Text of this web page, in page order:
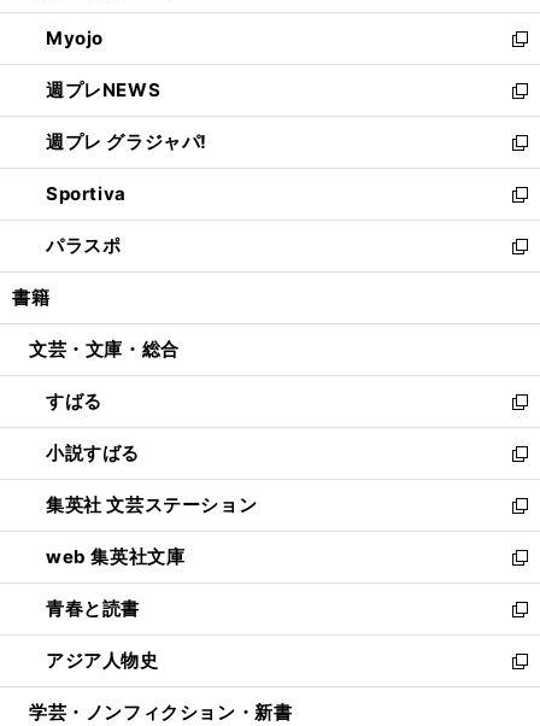
開
く
ウ
で
開
く
ン
ド
ウ
で
開
く
ウ
ィ
ン
ド
ウ
で
開
く
Myojo
新
し
い
ウ
ィ
ン
ド
ウ
で
開
週プレNEWS
新
し
い
ウ
ィ
ン
ド
ウ
開
週プレ グラジャパ!
新
し
い
ウ
ィ
ン
ウ
開
く
Sportiva
新
し
い
ウ
ン
ウ
で
開
く
パラスポ
新
し
ウ
ン
ド
ウ
で
開
く
書籍
文芸・文庫・総合
すばる
新
し
い
ウ
ィ
ン
ド
ウ
で
開
く
小説すばる
新
し
い
ウ
ィ
ン
ド
ウ
で
開
集英社 文芸ステーション
新
し
い
ウ
ィ
ン
ド
ウ
web 集英社文庫
新
し
い
ウ
ィ
ン
青春と読書
新
し
い
ウ
アジア人物史
新
し
学芸・ノンフィクション・新書